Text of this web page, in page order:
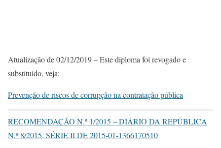
Atualização de 02/12/2019 – Este diploma foi revogado e
substituído, veja:
Prevenção de riscos de corrupção na contratação pública
RECOMENDAÇÃO N.º 1/2015 – DIÁRIO DA REPÚBLICA
N.º 8/2015, SÉRIE II DE 2015-01-1366170510